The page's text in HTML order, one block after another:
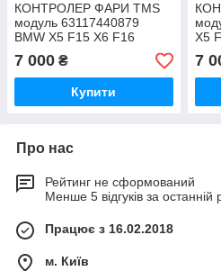
КОНТРОЛЕР ФАРИ TMS
модуль 63117440879
BMW X5 F15 X6 F16
БУДОВАНА
7 000 ₴
Купити
X5
7
Про нас
Рейтинг не сформований
Менше 5 відгуків за останній
Працює з 16.02.2018
м. Київ